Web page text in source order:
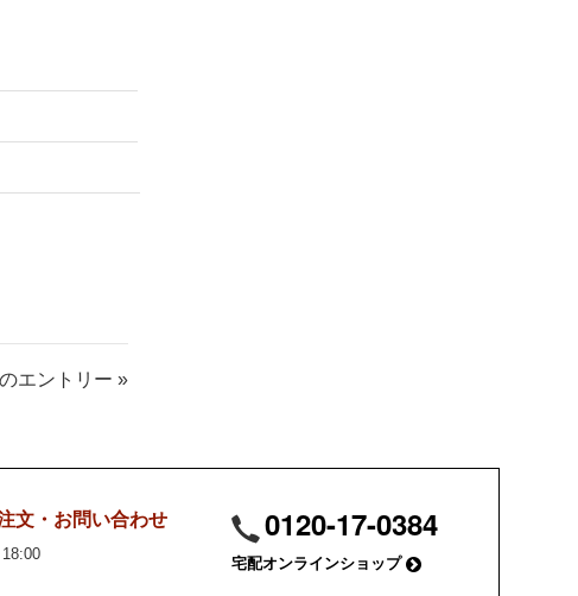
エントリー »
文・お問い合わせ 0120-17-0384
宅配オンラインショップ